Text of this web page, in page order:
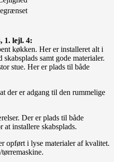
1. lejl. 4:
køkken. Her er installeret alt i
samt gode materialer.
stue. Her er plads til både
der er adgang til den rummelige
Der er plads til både
installere skabsplads.
opført i lyse materialer af kvalitet.